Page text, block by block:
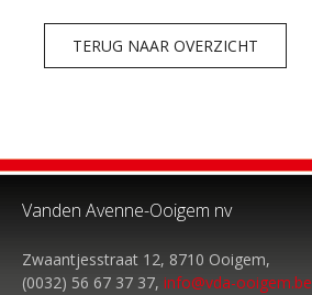
TERUG NAAR OVERZICHT
Vanden Avenne-Ooigem nv
Zwaantjesstraat 12, 8710 Ooigem,
(0032) 56 67 37 37, info@vda-ooigem.be